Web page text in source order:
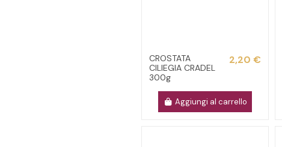
CROSTATA
CILIEGIA CRADEL
300g
2,20 €
Aggiungi al carrello